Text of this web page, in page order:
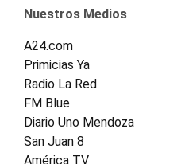
Nuestros Medios
A24.com
Primicias Ya
Radio La Red
FM Blue
Diario Uno Mendoza
San Juan 8
América TV